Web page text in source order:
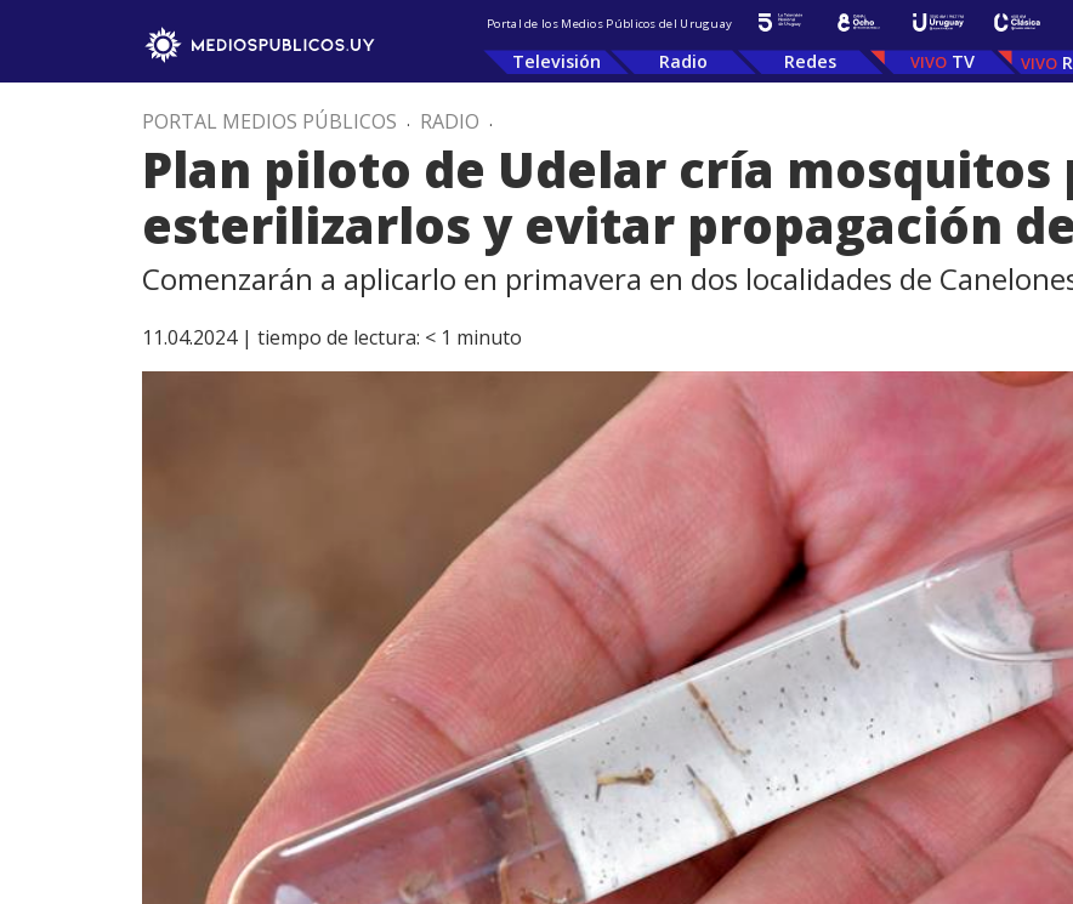
Portal de los Medios Públicos del Uruguay
Televisión Radio Redes TV
PORTAL MEDIOS PÚBLICOS . RADIO .
Plan piloto de Udelar cría mosquitos
esterilizarlos y evitar propagación
Comenzarán a aplicarlo en primavera en dos localidades de
11.04.2024 | tiempo de lectura: < 1 minuto